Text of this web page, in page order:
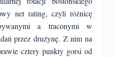
net rating, czyli różnicę
a traconymi w
przez drużynę. Z nim na
cztery punkty gorsi od